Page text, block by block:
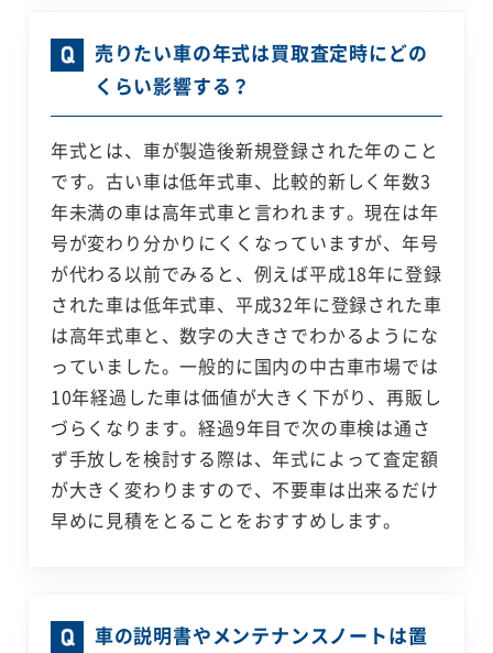
売りたい車の年式は買取査定時にどの
くらい影響する？
年式とは、車が製造後新規登録された年のこと
です。古い車は低年式車、比較的新しく年数3
年未満の車は高年式車と言われます。現在は年
号が変わり分かりにくくなっていますが、年号
が代わる以前でみると、例えば平成18年に登録
された車は低年式車、平成32年に登録された車
は高年式車と、数字の大きさでわかるようにな
っていました。一般的に国内の中古車市場では
10年経過した車は価値が大きく下がり、再販し
づらくなります。経過9年目で次の車検は通さ
ず手放しを検討する際は、年式によって査定額
が大きく変わりますので、不要車は出来るだけ
早めに見積をとることをおすすめします。
車の説明書やメンテナンスノートは置